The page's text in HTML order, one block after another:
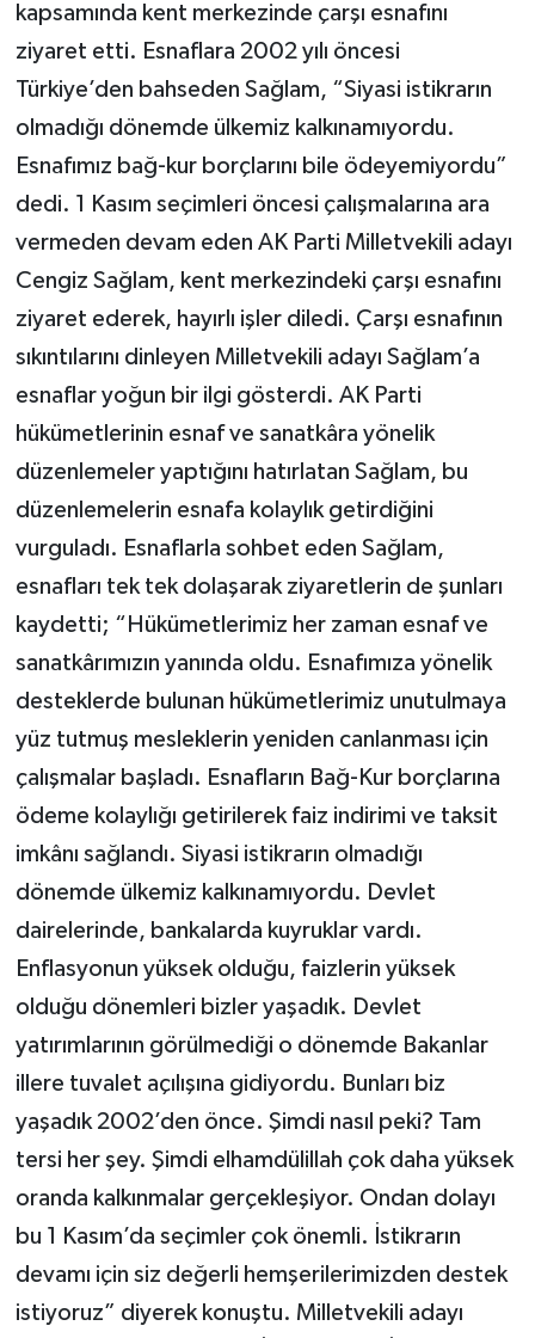
kapsamında kent merkezinde çarşı esnafını
ziyaret etti. Esnaflara 2002 yılı öncesi
Türkiye’den bahseden Sağlam, “Siyasi istikrarın
olmadığı dönemde ülkemiz kalkınamıyordu.
Esnafımız bağ-kur borçlarını bile ödeyemiyordu”
dedi. 1 Kasım seçimleri öncesi çalışmalarına ara
vermeden devam eden AK Parti Milletvekili adayı
Cengiz Sağlam, kent merkezindeki çarşı esnafını
ziyaret ederek, hayırlı işler diledi. Çarşı esnafının
sıkıntılarını dinleyen Milletvekili adayı Sağlam’a
esnaflar yoğun bir ilgi gösterdi. AK Parti
hükümetlerinin esnaf ve sanatkâra yönelik
düzenlemeler yaptığını hatırlatan Sağlam, bu
düzenlemelerin esnafa kolaylık getirdiğini
vurguladı. Esnaflarla sohbet eden Sağlam,
esnafları tek tek dolaşarak ziyaretlerin de şunları
kaydetti; “Hükümetlerimiz her zaman esnaf ve
sanatkârımızın yanında oldu. Esnafımıza yönelik
desteklerde bulunan hükümetlerimiz unutulmaya
yüz tutmuş mesleklerin yeniden canlanması için
çalışmalar başladı. Esnafların Bağ-Kur borçlarına
ödeme kolaylığı getirilerek faiz indirimi ve taksit
imkânı sağlandı. Siyasi istikrarın olmadığı
dönemde ülkemiz kalkınamıyordu. Devlet
dairelerinde, bankalarda kuyruklar vardı.
Enflasyonun yüksek olduğu, faizlerin yüksek
olduğu dönemleri bizler yaşadık. Devlet
yatırımlarının görülmediği o dönemde Bakanlar
illere tuvalet açılışına gidiyordu. Bunları biz
yaşadık 2002’den önce. Şimdi nasıl peki? Tam
tersi her şey. Şimdi elhamdülillah çok daha yüksek
oranda kalkınmalar gerçekleşiyor. Ondan dolayı
bu 1 Kasım’da seçimler çok önemli. İstikrarın
devamı için siz değerli hemşerilerimizden destek
istiyoruz” diyerek konuştu. Milletvekili adayı